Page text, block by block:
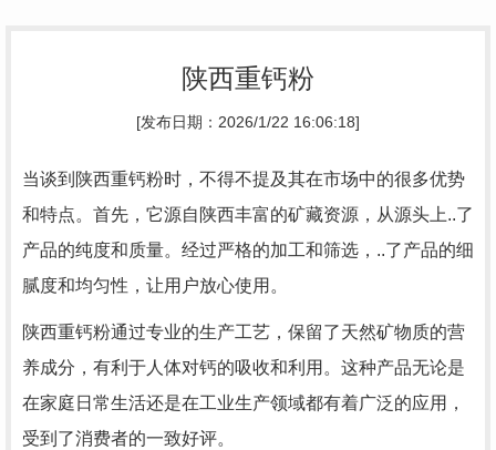
陕西重钙粉
[发布日期：2026/1/22 16:06:18]
当谈到陕西重钙粉时，不得不提及其在市场中的很多优势
和特点。首先，它源自陕西丰富的矿藏资源，从源头上..了
产品的纯度和质量。经过严格的加工和筛选，..了产品的细
腻度和均匀性，让用户放心使用。
陕西重钙粉通过专业的生产工艺，保留了天然矿物质的营
养成分，有利于人体对钙的吸收和利用。这种产品无论是
在家庭日常生活还是在工业生产领域都有着广泛的应用，
受到了消费者的一致好评。